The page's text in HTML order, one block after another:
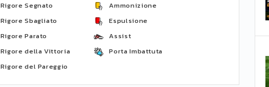
Rigore Segnato
Rigore Sbagliato
Rigore Parato
Rigore della Vittoria
Rigore del Pareggio
Ammonizione
Espulsione
Assist
Porta Imbattuta